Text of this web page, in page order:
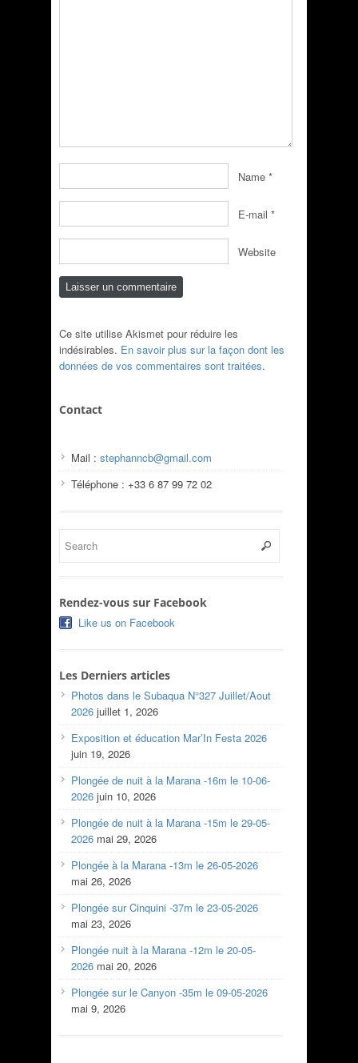
Name *
E-mail *
Website
Ce site utilise Akismet pour réduire les
indésirables. En savoir plus sur la façon dont les
données de vos commentaires sont traitées.
Contact
Mail : stephanncb@gmail.com
Téléphone : +33 6 87 99 72 02
Rendez-vous sur Facebook
Like us on Facebook
Les Derniers articles
Photos dans le Subaqua N°327 Juillet/Aout
2026 juillet 1, 2026
Exposition et éducation Mar’In Festa 2026
juin 19, 2026
Plongée de nuit à la Marana -16m le 10-06-
2026 juin 10, 2026
Plongée de nuit à la Marana -15m le 29-05-
2026 mai 29, 2026
Plongée à la Marana -13m le 26-05-2026
mai 26, 2026
Plongée sur Cinquini -37m le 23-05-2026
mai 23, 2026
Plongée nuit à la Marana -12m le 20-05-
2026 mai 20, 2026
Plongée sur le Canyon -35m le 09-05-2026
mai 9, 2026